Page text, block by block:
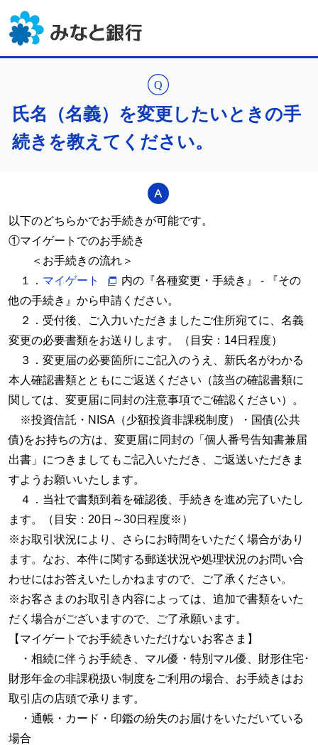
氏名（名義）を変更したいときの手
続きを教えてください。
以下のどちらかでお手続きが可能です。
①マイゲートでのお手続き
＜お手続きの流れ＞
１． マイゲート
内の『各種変更・手続き』 - 『その
他の手続き』から申請ください。
２．受付後、ご入力いただきましたご住所宛てに、名義
変更の必要書類をお送りします。（目安：14日程度）
３．変更届の必要箇所にご記入のうえ、新氏名がわかる
本人確認書類とともにご返送ください（該当の確認書類に
関しては、変更届に同封の注意事項でご確認ください）。
※投資信託・NISA（少額投資非課税制度）・国債(公共
債)をお持ちの方は、変更届に同封の「個人番号告知書兼届
出書」につきましてもご記入いただき、ご返送いただきま
すようお願いいたします。
４．当社で書類到着を確認後、手続きを進め完了いたし
ます。（目安：20日～30日程度※）
※お取引状況により、さらにお時間をいただく場合があり
ます。なお、本件に関する郵送状況や処理状況のお問い合
わせにはお答えいたしかねますので、ご了承ください。
※お客さまのお取引き内容によっては、追加で書類をいた
だく場合がございますので、ご了承願います。
【マイゲートでお手続きいただけないお客さま】
・相続に伴うお手続き、マル優・特別マル優、財形住宅･
財形年金の非課税扱い制度をご利用の場合、お手続きはお
取引店の店頭で承ります。
・通帳・カード・印鑑の紛失のお届けをいただいている
場合